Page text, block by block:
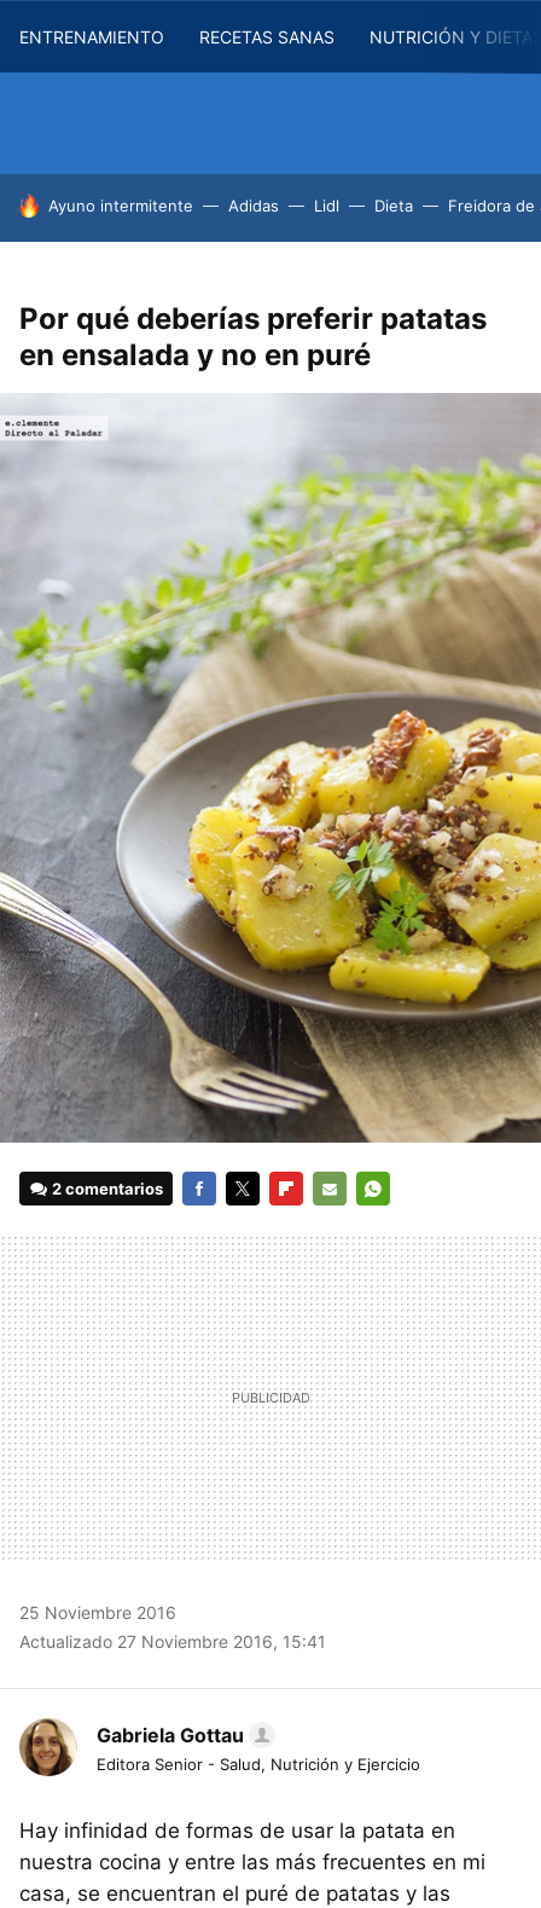
ENTRENAMIENTO RECETAS SANAS NUTRICIÓN Y
HOY SE HABLA DE
Ayuno intermitente Adidas Lidl Dieta Freidora de
Por qué deberías preferir patatas
en ensalada y no en puré
2 comentarios
MAIL
25 Noviembre 2016
Actualizado 27 Noviembre 2016, 15:41
Gabriela Gottau
Editora Senior - Salud, Nutrición y Ejercicio
Hay infinidad de formas de usar la patata en
nuestra cocina y entre las más frecuentes en mi
casa, se encuentran el puré de patatas y las